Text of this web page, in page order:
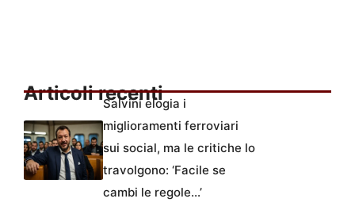
Articoli recenti
Salvini elogia i
miglioramenti ferroviari
sui social, ma le critiche lo
travolgono: ‘Facile se
cambi le regole…’